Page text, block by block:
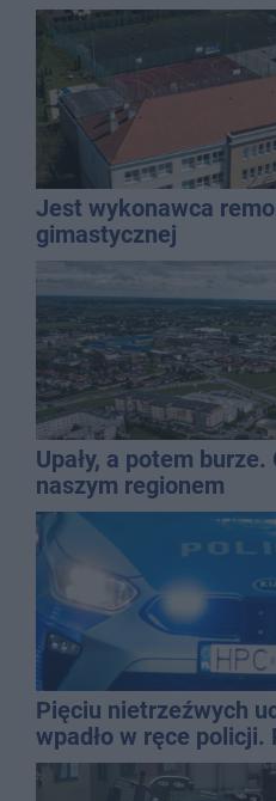
Jest wykonawca
gimastycznej
Upały, a potem
naszym regionem
Pięciu nietrzeźwych
wpadło w ręce policji.
promila